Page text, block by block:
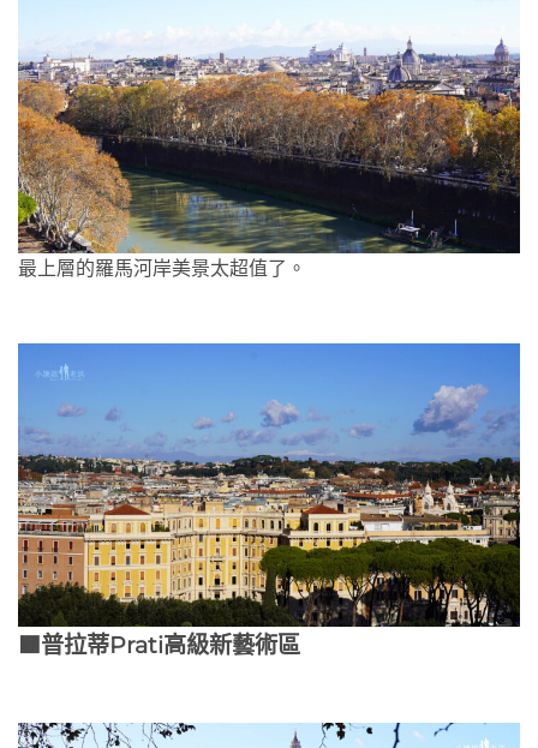
最上層的羅馬河岸美景太超值了。
🟫普拉蒂Prati高級新藝術區